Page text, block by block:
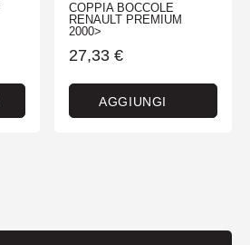
COPPIA BOCCOLE
RENAULT PREMIUM
2000>
27,33 €
AGGIUNGI